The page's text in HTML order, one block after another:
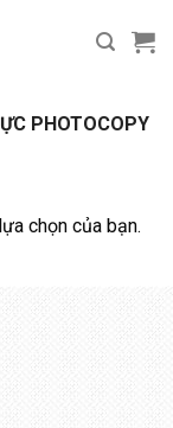
PHOTOCOPY
chọn của bạn.